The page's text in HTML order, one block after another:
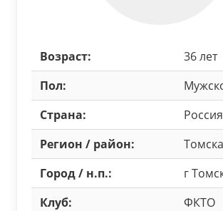
Возраст:
36 лет
Пол:
Страна:
Россия
Регион / район:
Город / н.п.:
г
Клуб:
ФКТО